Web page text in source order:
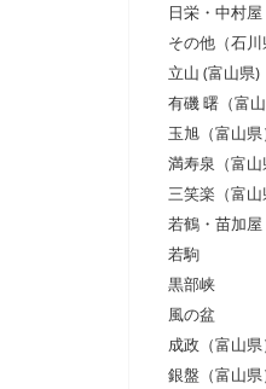
日栄・中村屋
その他（石川
立山 (富山県)
有磯 曙（富山
玉旭（富山県
満寿泉（富山
三笑楽（富山
若鶴・苗加屋
若駒
黒部峡
風の盆
成政（富山県
銀盤（富山県